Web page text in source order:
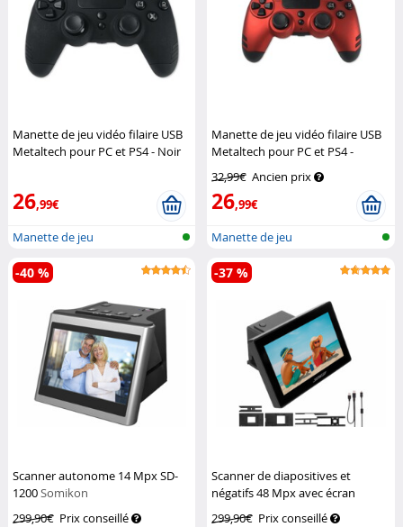
Manette de jeu vidéo filaire USB
Metaltech pour PC et PS4 - Noir
26,99€
Manette de jeu
Manette de jeu vidéo filaire USB
Metaltech pour PC et PS4 -
32,99€ Ancien prix
26,99€
Manette de jeu
Scanner autonome 14 Mpx SD-
1200Somikon
299,90€ Prix conseillé
-40 %
Scanner de diapositives et
négatifs 48 Mpx avec écran
Somikon
299,90€ Prix conseillé
-37 %